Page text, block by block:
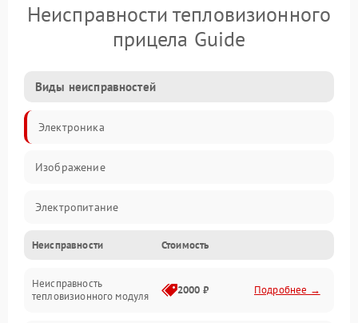
Неисправности тепловизионного
прицела Guide
Виды неисправностей
Электроника
Изображение
Электропитание
Измерения
Матрица
Неисправности Стоимость
Неисправность
тепловизионного модуля
2000 ₽ Подробнее →